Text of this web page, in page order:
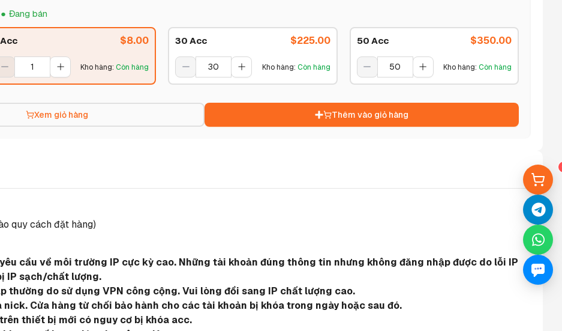
Đang bán
$8.00
Kho hàng: Còn hàng
30 Acc $225.00
Kho hàng: Còn hàng
50 Acc $350.00
Kho hàng: Còn hàng
Xem giỏ hàng Thêm vào giỏ hàng
quy cách đặt hàng)
cầu về môi trường IP cực kỳ cao. Những tài khoản đúng thông tin nhưng không đăng nhập được do lỗi IP
IP sạch/chất lượng.
thường do sử dụng VPN công cộng. Vui lòng đổi sang IP chất lượng cao.
Cửa hàng từ chối bảo hành cho các tài khoản bị khóa trong ngày hoặc sau đó.
thiết bị mới có nguy cơ bị khóa acc.